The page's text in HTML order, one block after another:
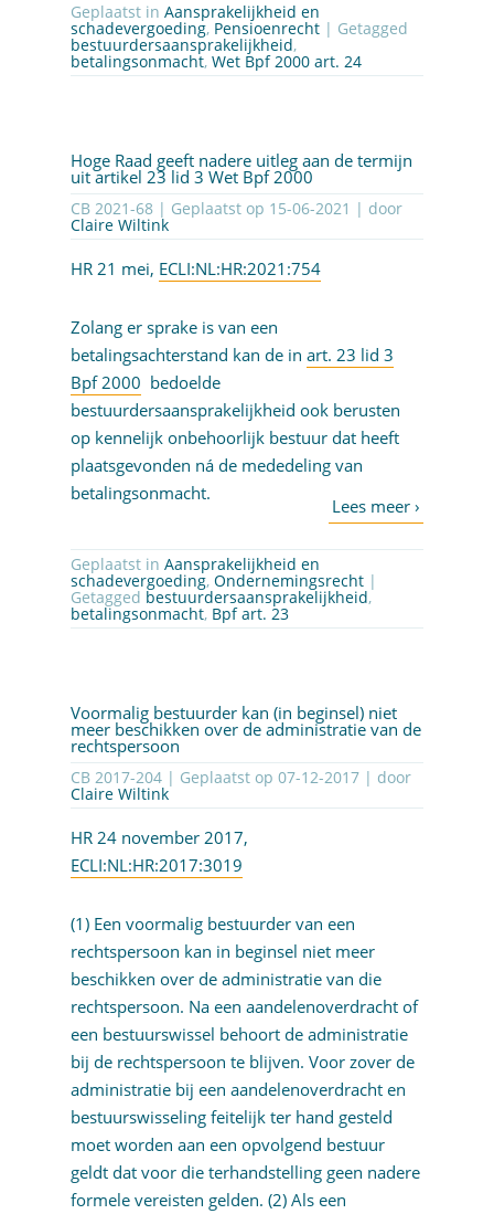
Geplaatst in Aansprakelijkheid en
schadevergoeding, Pensioenrecht | Getagged
bestuurdersaansprakelijkheid,
betalingsonmacht, Wet Bpf 2000 art. 24
Hoge Raad geeft nadere uitleg aan de termijn
uit artikel 23 lid 3 Wet Bpf 2000
CB 2021-68 | Geplaatst op 15-06-2021 | door
Claire Wiltink
HR 21 mei, ECLI:NL:HR:2021:754
Zolang er sprake is van een
betalingsachterstand kan de in art. 23 lid 3
Bpf 2000 bedoelde
bestuurdersaansprakelijkheid ook berusten
op kennelijk onbehoorlijk bestuur dat heeft
plaatsgevonden ná de mededeling van
betalingsonmacht.
Geplaatst in Aansprakelijkheid en
schadevergoeding, Ondernemingsrecht|
Getagged bestuurdersaansprakelijkheid,
betalingsonmacht, Bpf art. 23
Voormalig bestuurder kan (in beginsel) niet
meer beschikken over de administratie van de
rechtspersoon
CB 2017-204 | Geplaatst op 07-12-2017| door
Claire Wiltink
HR 24 november 2017,
ECLI:NL:HR:2017:3019
(1) Een voormalig bestuurder van een
rechtspersoon kan in beginsel niet meer
beschikken over de administratie van die
rechtspersoon. Na een aandelenoverdracht of
een bestuurswissel behoort de administratie
bij de rechtspersoon te blijven. Voor zover de
administratie bij een aandelenoverdracht en
bestuurswisseling feitelijk ter hand gesteld
moet worden aan een opvolgend bestuur
geldt dat voor die terhandstelling geen nadere
formele vereisten gelden. (2) Als een